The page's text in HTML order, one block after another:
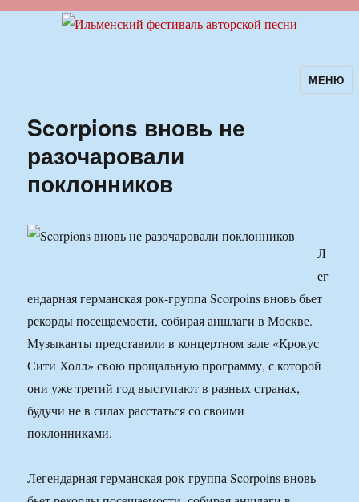
Ильменский фестиваль авторской
песни
МЕНЮ
Scorpions вновь не
разочаровали
поклонников
Л
ег
ендарная германская рок-группа Scorpoins вновь бьет
рекорды посещаемости, собирая аншлаги в Москве.
Музыканты представили в концертном зале «Крокус
Сити Холл» свою прощальную программу, с которой
они уже третий год выступают в разных странах,
будучи не в силах расстаться со своими
поклонниками.
Легендарная германская рок-группа Scorpoins вновь